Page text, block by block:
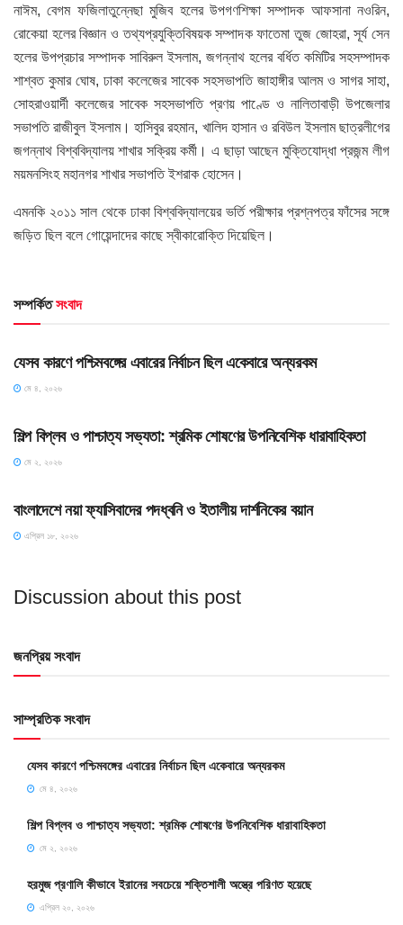
নাঈম, বেগম ফজিলাতুন্নেছা মুজিব হলের উপগণশিক্ষা সম্পাদক আফসানা নওরিন,
রোকেয়া হলের বিজ্ঞান ও তথ্যপ্রযুক্তিবিষয়ক সম্পাদক ফাতেমা তুজ জোহরা, সূর্য সেন
হলের উপপ্রচার সম্পাদক সাবিরুল ইসলাম, জগন্নাথ হলের বর্ধিত কমিটির সহসম্পাদক
শাশ্বত কুমার ঘোষ, ঢাকা কলেজের সাবেক সহসভাপতি জাহাঙ্গীর আলম ও সাগর সাহা,
সোহরাওয়ার্দী কলেজের সাবেক সহসভাপতি প্রণয় পাণ্ডে ও নালিতাবাড়ী উপজেলার
সভাপতি রাজীবুল ইসলাম। হাসিবুর রহমান, খালিদ হাসান ও রবিউল ইসলাম ছাত্রলীগের
জগন্নাথ বিশ্ববিদ্যালয় শাখার সক্রিয় কর্মী। এ ছাড়া আছেন মুক্তিযোদ্ধা প্রজন্ম লীগ
ময়মনসিংহ মহানগর শাখার সভাপতি ইশরাক হোসেন।
এমনকি ২০১১ সাল থেকে ঢাকা বিশ্ববিদ্যালয়ের ভর্তি পরীক্ষার প্রশ্নপত্র ফাঁসের সঙ্গে
জড়িত ছিল বলে গোয়েন্দাদের কাছে স্বীকারোক্তি দিয়েছিল।
সম্পর্কিতসংবাদ
HOME POST
যেসব কারণে পশ্চিমবঙ্গের এবারের নির্বাচন ছিল একেবারে অন্যরকম
মে ৪, ২০২৬
শিল্প বিপ্লব ও পাশ্চাত্য সভ্যতা: শ্রমিক শোষণের উপনিবেশিক ধারাবাহিকতা
মে ২, ২০২৬
বাংলাদেশে নয়া ফ্যাসিবাদের পদধ্বনি ও ইতালীয় দার্শনিকের বয়ান
এপ্রিল ১৮, ২০২৬
Discussion about this post
জনপ্রিয় সংবাদ
সাম্প্রতিক সংবাদ
যেসব কারণে পশ্চিমবঙ্গের এবারের নির্বাচন ছিল একেবারে অন্যরকম
মে ৪, ২০২৬
শিল্প বিপ্লব ও পাশ্চাত্য সভ্যতা: শ্রমিক শোষণের উপনিবেশিক ধারাবাহিকতা
মে ২, ২০২৬
হরমুজ প্রণালি কীভাবে ইরানের সবচেয়ে শক্তিশালী অস্ত্রে পরিণত হয়েছে
এপ্রিল ২০, ২০২৬